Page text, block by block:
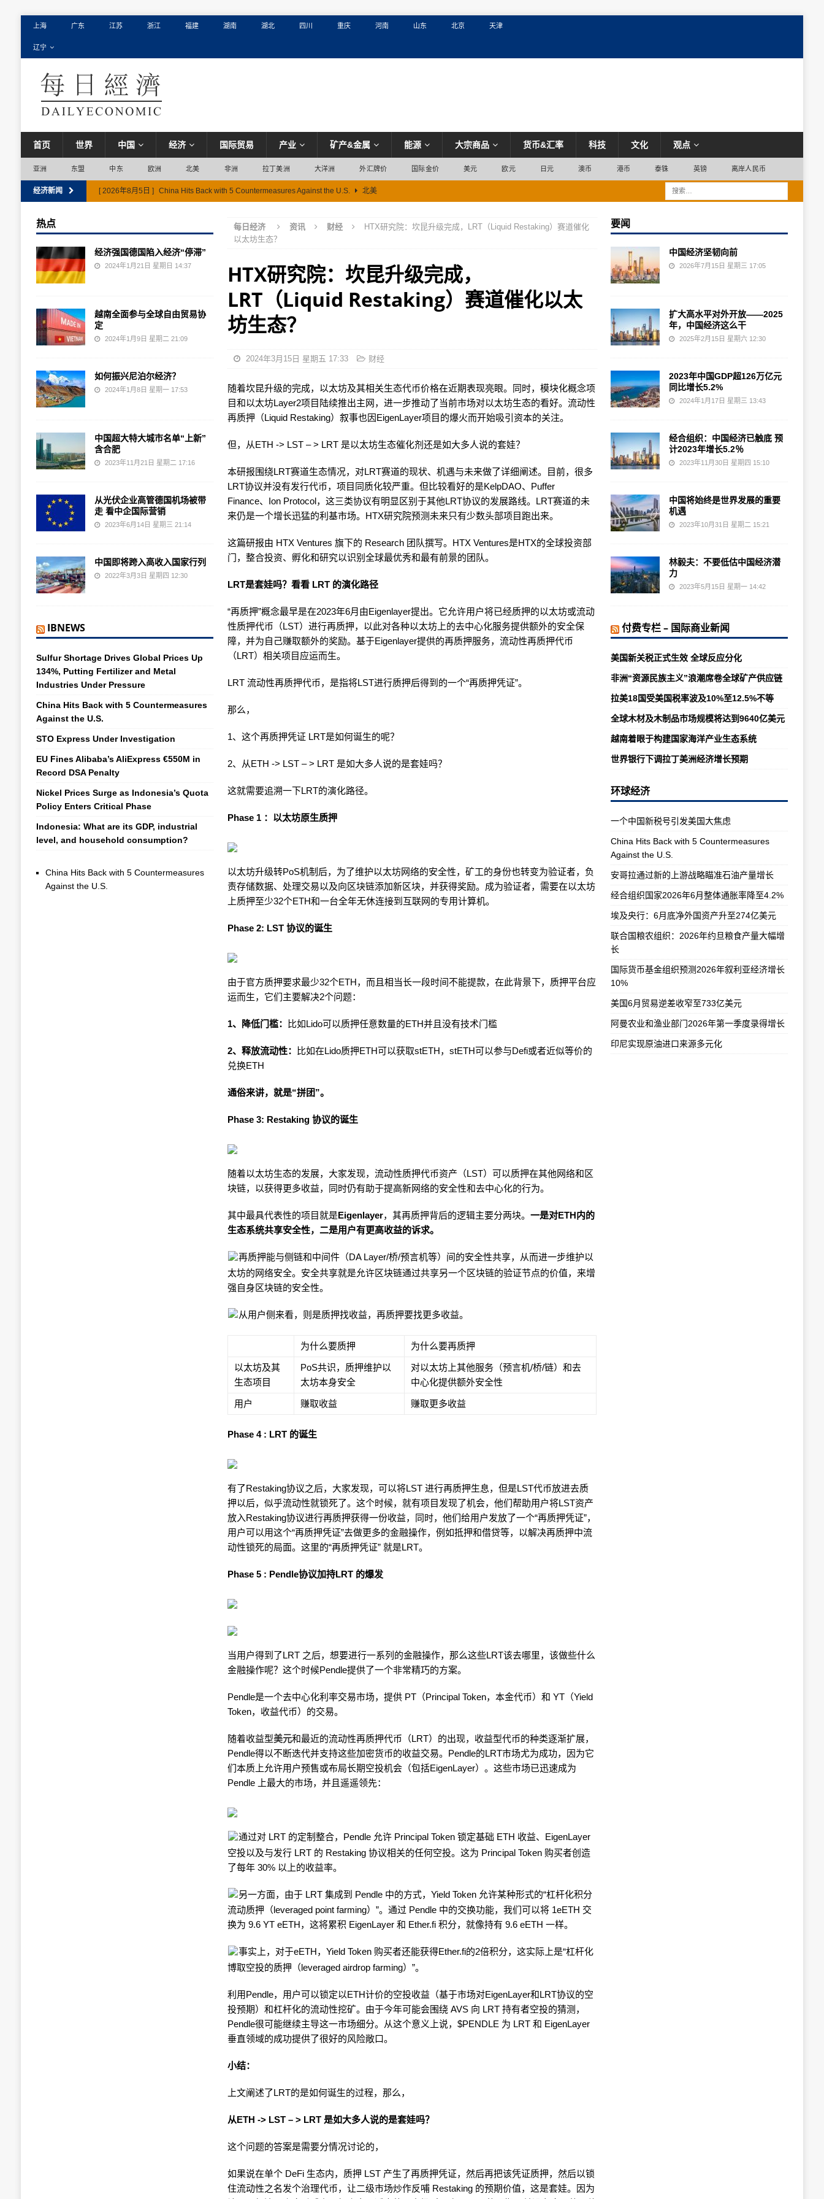
上海 广东 江苏 浙江 福建 湖南 湖北 四川 重庆 河南 山东 北京 天津
辽宁
首页 世界 中国 经济 国际贸易 产业 矿产&金属 能源 大宗商品 货币&汇率 科技 文化 观点
亚洲 东盟 中东 欧洲 北美 非洲 拉丁美洲 大洋洲 外汇牌价 国际金价 美元 欧元 日元 澳币 港币 泰铢 英镑 离岸人民币
经济新闻 [ 2026年8月5日 ] China Hits Back with 5 Countermeasures Against the U.S. 北美
每日经济 资讯 财经
HTX研究院：坎昆升级完成，LRT（Liquid Restaking）赛道催化
以太坊生态？
HTX研究院：坎昆升级完成，
LRT（Liquid Restaking）赛道催化以太
坊生态？
2024年3月15日 星期五 17:33 财经
随着坎昆升级的完成，以太坊及其相关生态代币价格在近期表现亮眼。同时，模块化概念项
目和以太坊Layer2项目陆续推出主网，进一步推动了当前市场对以太坊生态的看好。流动性
再质押（Liquid Restaking）叙事也因EigenLayer项目的爆火而开始吸引资本的关注。
但，从ETH -> LST – > LRT 是以太坊生态催化剂还是如大多人说的套娃？
本研报围绕LRT赛道生态情况，对LRT赛道的现状、机遇与未来做了详细阐述。目前，很多
LRT协议并没有发行代币，项目同质化较严重。但比较看好的是KelpDAO、Puffer
Finance、Ion Protocol，这三类协议有明显区别于其他LRT协议的发展路线。LRT赛道的未
来仍是一个增长迅猛的利基市场。HTX研究院预测未来只有少数头部项目跑出来。
这篇研报由 HTX Ventures 旗下的 Research 团队撰写。HTX Ventures是HTX的全球投资部
门，整合投资、孵化和研究以识别全球最优秀和最有前景的团队。
LRT是套娃吗？看看 LRT 的演化路径
“再质押”概念最早是在2023年6月由Eigenlayer提出。它允许用户将已经质押的以太坊或流动
性质押代币（LST）进行再质押，以此对各种以太坊上的去中心化服务提供额外的安全保
障，并为自己赚取额外的奖励。基于Eigenlayer提供的再质押服务，流动性再质押代币
（LRT）相关项目应运而生。
LRT 流动性再质押代币，是指将LST进行质押后得到的一个“再质押凭证”。
那么，
1、这个再质押凭证 LRT是如何诞生的呢？
2、从ETH -> LST – > LRT 是如大多人说的是套娃吗？
这就需要追溯一下LRT的演化路径。
Phase 1 ：以太坊原生质押
以太坊升级转PoS机制后，为了维护以太坊网络的安全性，矿工的身份也转变为验证者，负
责存储数据、处理交易以及向区块链添加新区块，并获得奖励。成为验证者，需要在以太坊
上质押至少32个ETH和一台全年无休连接到互联网的专用计算机。
Phase 2: LST 协议的诞生
由于官方质押要求最少32个ETH，而且相当长一段时间不能提款，在此背景下，质押平台应
运而生，它们主要解决2个问题：
1、降低门槛： 比如Lido可以质押任意数量的ETH并且没有技术门槛
2、释放流动性：
比如在Lido质押ETH可以获取stETH，stETH可以参与Defi或者近似等价的
兑换ETH
通俗来讲，就是“拼团”。
Phase 3: Restaking 协议的诞生
随着以太坊生态的发展，大家发现，流动性质押代币资产（LST）可以质押在其他网络和区
块链，以获得更多收益，同时仍有助于提高新网络的安全性和去中心化的行为。
其中最具代表性的项目就是Eigenlayer，其再质押背后的逻辑主要分两块。一是对ETH内的
生态系统共享安全性，二是用户有更高收益的诉求。
再质押能与侧链和中间件（DA Layer/桥/预言机等）间的安全性共享，从而进一步维护以
太坊的网络安全。安全共享就是允许区块链通过共享另一个区块链的验证节点的价值，来增
强自身区块链的安全性。
从用户侧来看，则是质押找收益，再质押要找更多收益。
为什么要质押 为什么要再质押
以太坊及其
生态项目
PoS共识，质押维护以
太坊本身安全
对以太坊上其他服务（预言机/桥/链）和去
中心化提供额外安全性
用户 赚取收益 赚取更多收益
Phase 4 : LRT 的诞生
有了Restaking协议之后，大家发现，可以将LST 进行再质押生息，但是LST代币放进去质
押以后，似乎流动性就锁死了。这个时候，就有项目发现了机会，他们帮助用户将LST资产
放入Restaking协议进行再质押获得一份收益，同时，他们给用户发放了一个“再质押凭证”，
用户可以用这个“再质押凭证”去做更多的金融操作，例如抵押和借贷等，以解决再质押中流
动性锁死的局面。这里的“再质押凭证” 就是LRT。
Phase 5 : Pendle协议加持LRT 的爆发
当用户得到了LRT 之后，想要进行一系列的金融操作，那么这些LRT该去哪里，该做些什么
金融操作呢？这个时候Pendle提供了一个非常精巧的方案。
Pendle是一个去中心化利率交易市场，提供 PT（Principal Token，本金代币）和 YT（Yield
Token，收益代币）的交易。
随着收益型美元和最近的流动性再质押代币（LRT）的出现，收益型代币的种类逐渐扩展，
Pendle得以不断迭代并支持这些加密货币的收益交易。Pendle的LRT市场尤为成功，因为它
们本质上允许用户预售或布局长期空投机会（包括EigenLayer）。这些市场已迅速成为
Pendle 上最大的市场，并且遥遥领先：
通过对 LRT 的定制整合，Pendle 允许 Principal Token 锁定基础 ETH 收益、EigenLayer
空投以及与发行 LRT 的 Restaking 协议相关的任何空投。这为 Principal Token 购买者创造
了每年 30% 以上的收益率。
另一方面，由于 LRT 集成到 Pendle 中的方式，Yield Token 允许某种形式的“杠杆化积分
流动质押（leveraged point farming）”。通过 Pendle 中的交换功能，我们可以将 1eETH 交
换为 9.6 YT eETH，这将累积 EigenLayer 和 Ether.fi 积分，就像持有 9.6 eETH 一样。
事实上，对于eETH，Yield Token 购买者还能获得Ether.fi的2倍积分，这实际上是“杠杆化
博取空投的质押（leveraged airdrop farming）”。
利用Pendle，用户可以锁定以ETH计价的空投收益（基于市场对EigenLayer和LRT协议的空
投预期）和杠杆化的流动性挖矿。由于今年可能会围绕 AVS 向 LRT 持有者空投的猜测，
Pendle很可能继续主导这一市场细分。从这个意义上说，$PENDLE 为 LRT 和 EigenLayer
垂直领域的成功提供了很好的风险敞口。
小结：
上文阐述了LRT的是如何诞生的过程，那么，
从ETH -> LST – > LRT 是如大多人说的是套娃吗？
这个问题的答案是需要分情况讨论的，
如果说在单个 DeFi 生态内，质押 LST 产生了再质押凭证，然后再把该凭证质押，然后以锁
住流动性之名发个治理代币，让二级市场炒作反哺 Restaking 的预期价值，这是套娃。因为
热点
经济强国德国陷入经济“停滞”
2024年1月21日 星期日 14:37
越南全面参与全球自由贸易协
定
2024年1月9日 星期二 21:09
如何振兴尼泊尔经济？
2024年1月8日 星期一 17:53
中国超大特大城市名单“上新”
含合肥
2023年11月21日 星期二 17:16
从光伏企业高管德国机场被带
走 看中企国际营销
2023年6月14日 星期三 21:14
中国即将跨入高收入国家行列
2022年3月3日 星期四 12:30
IBNEWS
Sulfur Shortage Drives Global Prices Up
134%, Putting Fertilizer and Metal
Industries Under Pressure
China Hits Back with 5 Countermeasures
Against the U.S.
STO Express Under Investigation
EU Fines Alibaba’s AliExpress €550M in
Record DSA Penalty
Nickel Prices Surge as Indonesia’s Quota
Policy Enters Critical Phase
Indonesia: What are its GDP, industrial
level, and household consumption?
China Hits Back with 5 Countermeasures
Against the U.S.
要闻
中国经济坚韧向前
2026年7月15日 星期三 17:05
扩大高水平对外开放——2025
年，中国经济这么干
2025年2月15日 星期六 12:30
2023年中国GDP超126万亿元
同比增长5.2%
2024年1月17日 星期三 13:43
经合组织：中国经济已触底 预
计2023年增长5.2％
2023年11月30日 星期四 15:10
中国将始终是世界发展的重要
机遇
2023年10月31日 星期二 15:21
林毅夫：不要低估中国经济潜
力
2023年5月15日 星期一 14:42
付费专栏 – 国际商业新闻
美国新关税正式生效 全球反应分化
非洲“资源民族主义”浪潮席卷全球矿产供应链
拉美18国受美国税率波及10%至12.5%不等
全球木材及木制品市场规模将达到9640亿美元
越南着眼于构建国家海洋产业生态系统
世界银行下调拉丁美洲经济增长预期
环球经济
一个中国新税号引发美国大焦虑
China Hits Back with 5 Countermeasures
Against the U.S.
安哥拉通过新的上游战略瞄准石油产量增长
经合组织国家2026年6月整体通胀率降至4.2%
埃及央行：6月底净外国资产升至274亿美元
联合国粮农组织：2026年约旦粮食产量大幅增
长
国际货币基金组织预测2026年叙利亚经济增长
10%
美国6月贸易逆差收窄至733亿美元
阿曼农业和渔业部门2026年第一季度录得增长
印尼实现原油进口来源多元化